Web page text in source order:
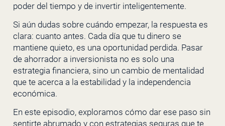
poder del tiempo y de invertir inteligentemente.
Si aún dudas sobre cuándo empezar, la respuesta es
clara: cuanto antes. Cada día que tu dinero se
mantiene quieto, es una oportunidad perdida. Pasar
de ahorrador a inversionista no es solo una
estrategia financiera, sino un cambio de mentalidad
que te acerca a la estabilidad y la independencia
económica.
En este episodio, exploramos cómo dar ese paso sin
sentirte abrumado y con estrategias seguras que te